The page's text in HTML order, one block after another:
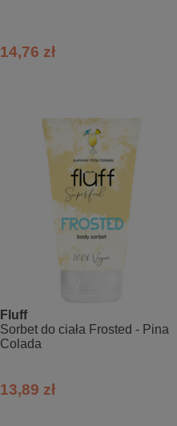
14,76 zł
Fluff
Sorbet do ciała Frosted - Pina
Colada
13,89 zł